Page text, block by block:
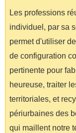
Les professions
individuel, par sa
permet d'utiliser
de configuration
pertinente pour
heureuse, traiter
territoriales, et
périurbaines des
qui maillent notre